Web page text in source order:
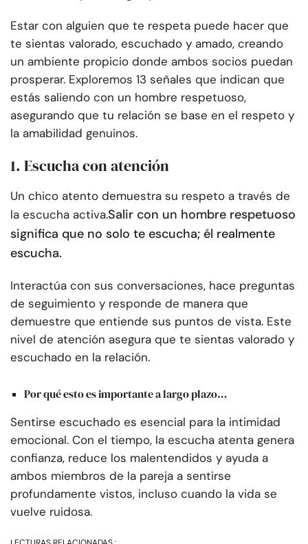
Estar con alguien que te respeta puede hacer que
te sientas valorado, escuchado y amado, creando
un ambiente propicio donde ambos socios puedan
prosperar. Exploremos 13 señales que indican que
estás saliendo con un hombre respetuoso,
asegurando que tu relación se base en el respeto y
la amabilidad genuinos.
1. Escucha con atención
Un chico atento demuestra su respeto a través de
la escucha activa.Salir con un hombre respetuoso
significa que no solo te escucha; él realmente
escucha.
Interactúa con sus conversaciones, hace preguntas
de seguimiento y responde de manera que
demuestre que entiende sus puntos de vista. Este
nivel de atención asegura que te sientas valorado y
escuchado en la relación.
Por qué esto es importante a largo plazo…
Sentirse escuchado es esencial para la intimidad
emocional. Con el tiempo, la escucha atenta genera
confianza, reduce los malentendidos y ayuda a
ambos miembros de la pareja a sentirse
profundamente vistos, incluso cuando la vida se
vuelve ruidosa.